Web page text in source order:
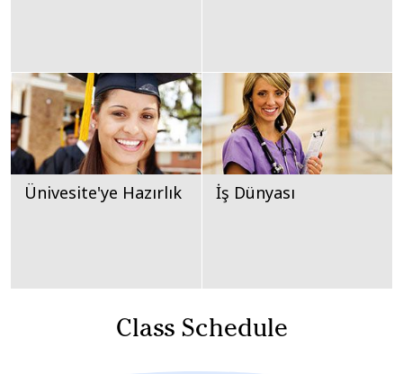
Ünivesite'ye Hazırlık İş Dünyası
Class Schedule